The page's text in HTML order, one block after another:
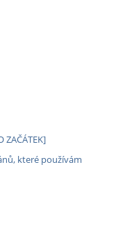
ZAČÁTEK]
které používám